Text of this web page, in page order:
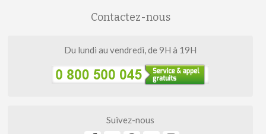
Contactez-nous
Du lundi au vendredi, de 9H à 19H
Suivez-nous